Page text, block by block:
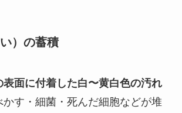
）の蓄積
面に付着した白〜黄白色の汚れ
す・細菌・死んだ細胞などが堆